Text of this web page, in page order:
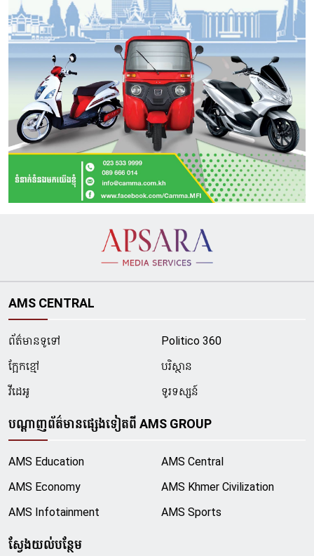
AMS CENTRAL
ព័ត៌មានទូទៅ
Politico 360
ក្អែកខ្មៅ
បរិស្ថាន
វីដេអូ
ទូរទស្សន៍
បណ្ដាញព័ត៌មានផ្សេងទៀតពី AMS GROUP
AMS Education
AMS Central
AMS Economy
AMS Khmer Civilization
AMS Infotainment
AMS Sports
ស្វែងយល់បន្ថែម